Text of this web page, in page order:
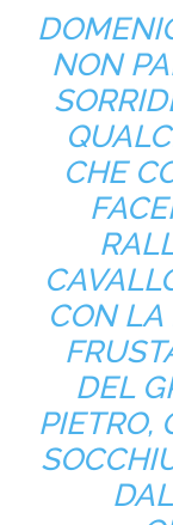
NON
CHE
CON
DEL
PIETRO,